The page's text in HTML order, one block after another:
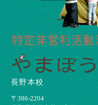
長野本校
〒386-2204